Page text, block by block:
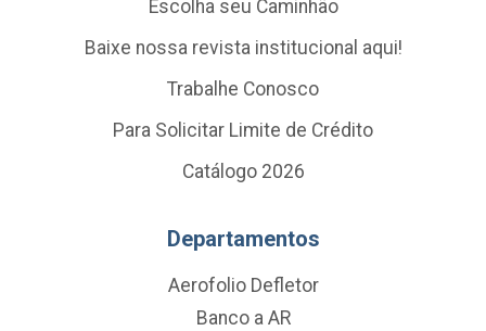
Escolha seu Caminhão
Baixe nossa revista institucional aqui!
Trabalhe Conosco
Para Solicitar Limite de Crédito
Catálogo 2026
Departamentos
Aerofolio Defletor
Banco a AR